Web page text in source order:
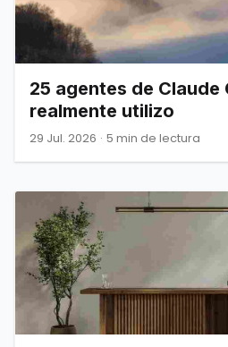
25 agentes de Claude
realmente utilizo
29 Jul. 2026 · 5 min de lectura